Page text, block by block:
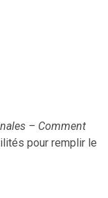
– Comment
pour remplir le